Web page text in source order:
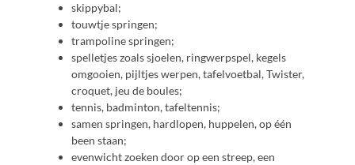
skippybal;
touwtje springen;
trampoline springen;
spelletjes zoals sjoelen, ringwerpspel, kegels
omgooien, pijltjes werpen, tafelvoetbal, Twister,
croquet, jeu de boules;
tennis, badminton, tafeltennis;
samen springen, hardlopen, huppelen, op één
been staan;
evenwicht zoeken door op een streep, een